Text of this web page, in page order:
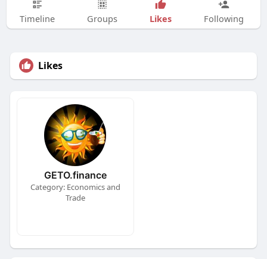
Timeline Groups Likes Following
Likes
GETO.finance
Category: Economics and
Trade